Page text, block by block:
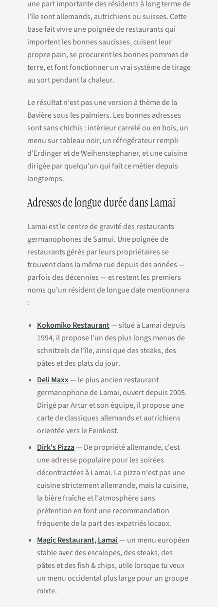
une part importante des résidents à long terme de
l'île sont allemands, autrichiens ou suisses. Cette
base fait vivre une poignée de restaurants qui
importent les bonnes saucisses, cuisent leur
propre pain, se procurent les bonnes pommes de
terre, et font fonctionner un vrai système de tirage
au sort pendant la chaleur.
Le résultat n'est pas une version à thème de la
Bavière sous les palmiers. Les bonnes adresses
sont sans chichis : intérieur carrelé ou en bois, un
menu sur tableau noir, un réfrigérateur rempli
d'Erdinger et de Weihenstephaner, et une cuisine
dirigée par quelqu'un qui fait ce métier depuis
longtemps.
Adresses de longue durée dans Lamai
Lamai est le centre de gravité des restaurants
germanophones de Samui. Une poignée de
restaurants gérés par leurs propriétaires se
trouvent dans la même rue depuis des années —
parfois des décennies — et restent les premiers
noms qu'un résident de longue date mentionnera
:
Kokomiko Restaurant— situé à Lamai depuis
1994, il propose l'un des plus longs menus de
schnitzels de l'île, ainsi que des steaks, des
pâtes et des plats du jour.
Deli Maxx— le plus ancien restaurant
germanophone de Lamai, ouvert depuis 2005.
Dirigé par Artur et son équipe, il propose une
carte de classiques allemands et autrichiens
orientée vers le Feinkost.
Dirk's Pizza— De propriété allemande, c'est
une adresse populaire pour les soirées
décontractées à Lamai. La pizza n'est pas une
cuisine strictement allemande, mais la cuisine,
la bière fraîche et l'atmosphère sans
prétention en font une recommandation
fréquente de la part des expatriés locaux.
Magic Restaurant, Lamai— un menu européen
stable avec des escalopes, des steaks, des
pâtes et des fish & chips, utile lorsque tu veux
un menu occidental plus large pour un groupe
mixte.